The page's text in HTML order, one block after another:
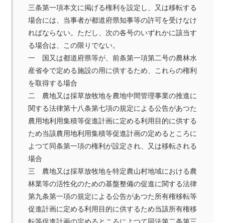
三条第一項本文に掲げる権利を設定し、又は移転する
場合には、当事者が都道府県知事等の許可を受けなけ
ればならない。ただし、次の各号のいずれかに該当す
る場合は、この限りでない。
一 国又は都道府県等が、前条第一項第二号の農林水
産省令で定める施設の用に供するため、これらの権利
を取得する場合
二 農地又は採草放牧地を農地中間管理事業の推進に
関する法律第十八条第七項の規定による公告があつた
農用地利用集積等促進計画に定める利用目的に供する
ため当該農用地利用集積等促進計画の定めるところに
よつて同条第一項の権利が設定され、又は移転される
場合
三 農地又は採草放牧地を特定農山村地域における農
林業等の活性化のための基盤整備の促進に関する法律
第九条第一項の規定による公告があつた所有権移転等
促進計画に定める利用目的に供するため当該所有権移